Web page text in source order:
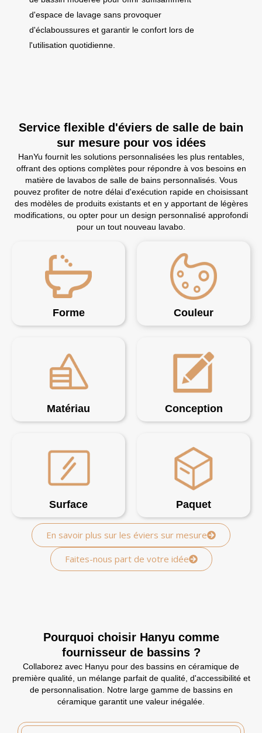
d'espace de lavage sans provoquer
d'éclaboussures et garantir le confort lors de
l'utilisation quotidienne.
Service flexible d'éviers de salle de bain
sur mesure pour vos idées
HanYu fournit les solutions personnalisées les plus rentables,
offrant des options complètes pour répondre à vos besoins en
matière de lavabos de salle de bains personnalisés. Vous
pouvez profiter de notre délai d'exécution rapide en choisissant
des modèles de produits existants et en y apportant de légères
modifications, ou opter pour un design personnalisé approfondi
pour un tout nouveau lavabo.
Forme Couleur
Matériau Conception
Surface Paquet
En savoir plus sur les éviers sur mesure
Faites-nous part de votre idée
Pourquoi choisir Hanyu comme
fournisseur de bassins ?
Collaborez avec Hanyu pour des bassins en céramique de
première qualité, un mélange parfait de qualité, d'accessibilité et
de personnalisation. Notre large gamme de bassins en
céramique garantit une valeur inégalée.